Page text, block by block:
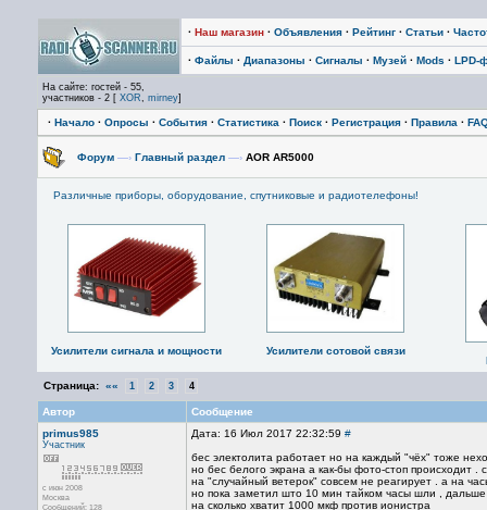
· Наш магазин · Объявления · Рейтинг · Статьи ·
· Файлы · Диапазоны · Сигналы · Музей · Mods · LPD-
На сайте: гостей - 55,
участников - 2 [ XOR, mirney]
· Начало · Опросы · События · Статистика · Поиск · Регистрация · Правила ·
Форум —› Главный раздел —› AOR AR5000
Различные приборы, оборудование, спутниковые и радиотелефоны!
Усилители сигнала и мощности
Усилители сотовой связи
Страница: «« 1 2 3 4
Автор
Сообщение
primus985
Участник
с июн 2008
Москва
Сообщений: 128
Дата: 16 Июл 2017 22:32:59 #
бес электолита работает но на каждый "чёх" тоже
но бес белого экрана а как-бы фото-стоп происходит .
на "случайный ветерок" совсем не реагирует . а на
но пока заметил што 10 мин тайком часы шли ,
на сколько хватит 1000 мкф против ионистра